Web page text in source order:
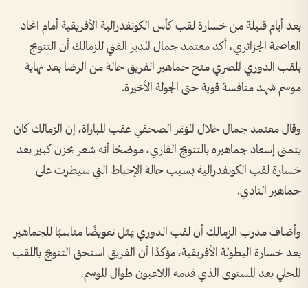
بعد أيام قليلة من خسارة لقب كأس الكونفدرالية الأفريقية أمام اتحاد
العاصمة الجزائري، أكد معتمد جمال المدير الفني للزمالك أن التتويج
بلقب الدوري المصري منح جماهير الفريق حالة من الرضا بعد نهاية
موسم شهد منافسة قوية حتى الجولة الأخيرة.
وقال معتمد جمال خلال المؤتمر الصحفي عقب المباراة، إن الزمالك كان
يتمنى إسعاد جماهيره بالتتويج القاري، موضحًا أنه شعر بحزن كبير بعد
خسارة لقب الكونفدرالية بسبب حالة الإحباط التي سيطرت على
جماهير النادي.
وأضاف مدرب الزمالك أن لقب الدوري يمثل تعويضًا مناسبًا للجماهير
بعد خسارة البطولة الأفريقية، مؤكدًا أن الفريق استحق التتويج باللقب
المحلي بعد المستوى الذي قدمه اللاعبون طوال الموسم.